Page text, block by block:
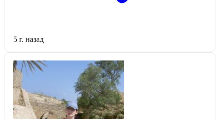
5 г. назад